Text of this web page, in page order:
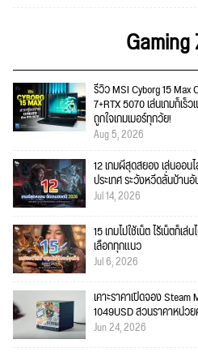
รีวิว MSI Cyborg 15
7+RTX 5070 เล่นเกมก็เ
ถูกใจเกมเมอร์ทุกวัย!
Aug 5, 2026
12 เกมผีสุดสยอง เล่นออ
ประเทศ ระวังหวีดลั่นบ้าน
Jul 14, 2026
15 เกมไม่ใช้เน็ต ไร้เน็ตก็เ
เลือกทุกแนว
Jul 6, 2026
เคาะราคาเปิดจอง
1049USD สวนราคาหน่ว
Jun 24, 2026